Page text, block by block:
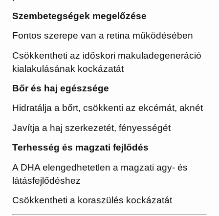
Szembetegségek megelőzése
Fontos szerepe van a retina működésében
Csökkentheti az időskori makuladegeneráció
kialakulásának kockázatát
Bőr és haj egészsége
Hidratálja a bőrt, csökkenti az ekcémát, aknét
Javítja a haj szerkezetét, fényességét
Terhesség és magzati fejlődés
A DHA elengedhetetlen a magzati agy- és
látásfejlődéshez
Csökkentheti a koraszülés kockázatát